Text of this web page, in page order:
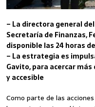
– La directora general
Secretaría de Finanzas,
disponible las 24 horas
– La estrategia es
Gavito, para acercar
y accesible
Como parte de las